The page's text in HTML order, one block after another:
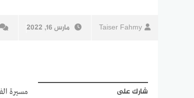
Taiser Fahmy مارس 16, 2022
شارك على مسيرة